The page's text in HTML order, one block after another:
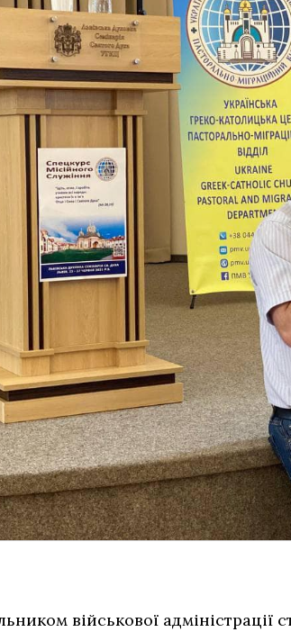
військової